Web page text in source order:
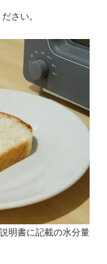
さい。
明書に記載の水分量